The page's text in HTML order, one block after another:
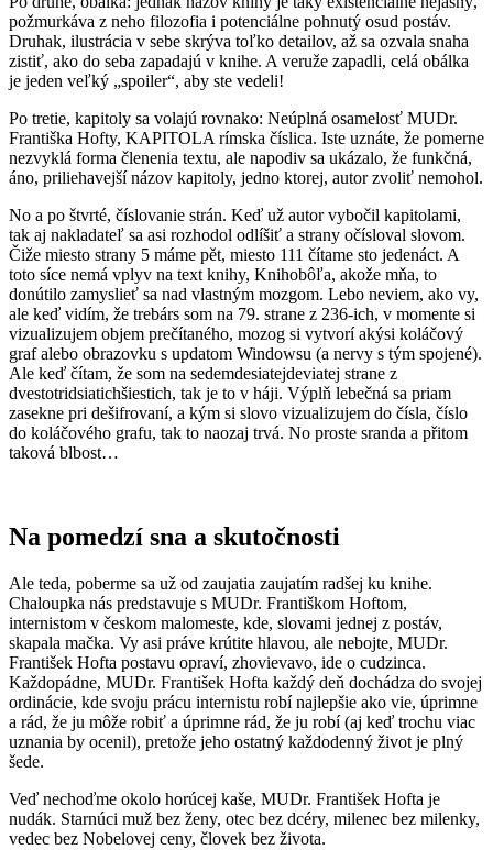
požmurkáva z neho filozofia i potenciálne pohnutý osud postáv.
Druhak, ilustrácia v sebe skrýva toľko detailov, až sa ozvala snaha
zistiť, ako do seba zapadajú v knihe. A veruže zapadli, celá obálka
je jeden veľký „spoiler“, aby ste vedeli!
Po tretie, kapitoly sa volajú rovnako: Neúplná osamelosť MUDr.
Františka Hofty, KAPITOLA rímska číslica. Iste uznáte, že pomerne
nezvyklá forma členenia textu, ale napodiv sa ukázalo, že funkčná,
áno, priliehavejší názov kapitoly, jedno ktorej, autor zvoliť nemohol.
No a po štvrté, číslovanie strán. Keď už autor vybočil kapitolami,
tak aj nakladateľ sa asi rozhodol odlíšiť a strany očísloval slovom.
Čiže miesto strany 5 máme pět, miesto 111 čítame sto jedenáct. A
toto síce nemá vplyv na text knihy, Knihobôľa, akože mňa, to
donútilo zamyslieť sa nad vlastným mozgom. Lebo neviem, ako vy,
ale keď vidím, že trebárs som na 79. strane z 236-ich, v momente si
vizualizujem objem prečítaného, mozog si vytvorí akýsi koláčový
graf alebo obrazovku s updatom Windowsu (a nervy s tým spojené).
Ale keď čítam, že som na sedemdesiatejdeviatej strane z
dvestotridsiatichšiestich, tak je to v háji. Výplň lebečná sa priam
zasekne pri dešifrovaní, a kým si slovo vizualizujem do čísla, číslo
do koláčového grafu, tak to naozaj trvá. No proste sranda a přitom
taková blbost…
Na pomedzí sna a skutočnosti
Ale teda, poberme sa už od zaujatia zaujatím radšej ku knihe.
Chaloupka nás predstavuje s MUDr. Františkom Hoftom,
internistom v českom malomeste, kde, slovami jednej z postáv,
skapala mačka. Vy asi práve krútite hlavou, ale nebojte, MUDr.
František Hofta postavu opraví, zhovievavo, ide o cudzinca.
Každopádne, MUDr. František Hofta každý deň dochádza do svojej
ordinácie, kde svoju prácu internistu robí najlepšie ako vie, úprimne
a rád, že ju môže robiť a úprimne rád, že ju robí (aj keď trochu viac
uznania by ocenil), pretože jeho ostatný každodenný život je plný
šede.
Veď nechoďme okolo horúcej kaše, MUDr. František Hofta je
nudák. Starnúci muž bez ženy, otec bez dcéry, milenec bez milenky,
vedec bez Nobelovej ceny, človek bez života.